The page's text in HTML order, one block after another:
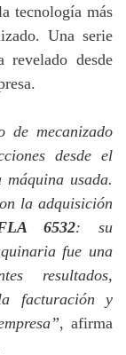
tecnología más
Una serie
revelado desde
de mecanizado
desde el
usada.
la adquisición
6532: su
fue una
resultados,
facturación y
, afirma